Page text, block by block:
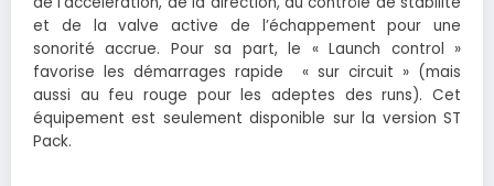
et de la valve active de l’échappement pour une
sonorité accrue. Pour sa part, le « Launch control »
favorise les démarrages rapide « sur circuit » (mais
aussi au feu rouge pour les adeptes des runs). Cet
équipement est seulement disponible sur la version ST
Pack.